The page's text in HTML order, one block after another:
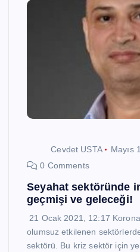
Cevdet USTA
Mayıs
0 Comments
Seyahat sektöründe
geçmişi ve geleceği!
21 Ocak 2021, 12:17
olumsuz etkilenen
sektörü. Bu kriz sektör için